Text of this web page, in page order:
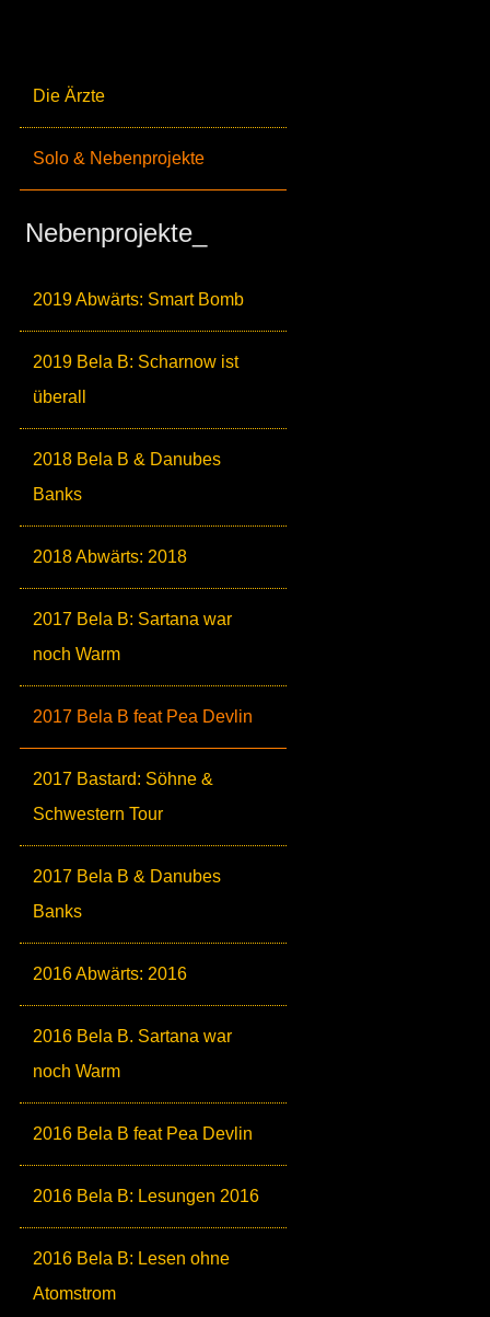
Die Ärzte
Solo & Nebenprojekte
Nebenprojekte_
2019 Abwärts: Smart Bomb
2019 Bela B: Scharnow ist
überall
2018 Bela B & Danubes
Banks
2018 Abwärts: 2018
2017 Bela B: Sartana war
noch Warm
2017 Bela B feat Pea Devlin
2017 Bastard: Söhne &
Schwestern Tour
2017 Bela B & Danubes
Banks
2016 Abwärts: 2016
2016 Bela B. Sartana war
noch Warm
2016 Bela B feat Pea Devlin
2016 Bela B: Lesungen 2016
2016 Bela B: Lesen ohne
Atomstrom